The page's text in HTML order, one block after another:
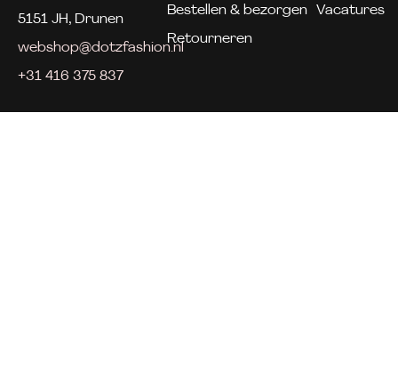
5151 JH, Drunen
webshop@dotzfashion.nl
+31 416 375 837
Bestellen & bezorgen
Retourneren
Vacatures